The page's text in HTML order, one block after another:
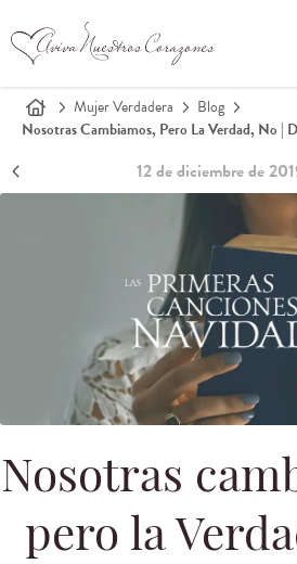
Mujer Verdadera
Blog
Nosotras Cambiamos, Pero La Verdad, No |
12 de diciembre de
Nosotras
pero la